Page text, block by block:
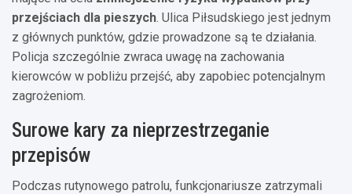
przejściach dla pieszych. Ulica Piłsudskiego jest jednym
z głównych punktów, gdzie prowadzone są te działania.
Policja szczególnie zwraca uwagę na zachowania
kierowców w pobliżu przejść, aby zapobiec potencjalnym
zagrożeniom.
Surowe kary za nieprzestrzeganie
przepisów
Podczas rutynowego patrolu, funkcjonariusze zatrzymali